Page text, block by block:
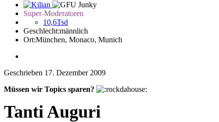
Super-Moderatoren
10,6Tsd
Geschlecht:männlich
Ort:München, Monaco, Munich
Geschrieben 17. Dezember 2009
Müssen wir Topics sparen?
Tanti Auguri